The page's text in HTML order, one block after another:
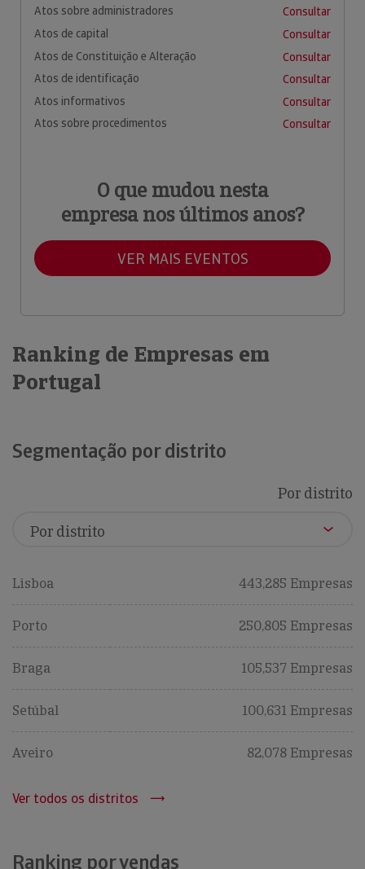
Atos sobre administradores
Consultar
Atos de capital
Consultar
Atos de Constituição e Alteração
Consultar
Atos de identificação
Consultar
Atos informativos
Consultar
Atos sobre procedimentos
Consultar
O que mudou nesta
empresa nos últimos anos?
VER MAIS EVENTOS
Ranking de Empresas em
Portugal
Segmentação por distrito
Por distrito
Lisboa 443,285 Empresas
Porto 250,805 Empresas
Braga 105,537 Empresas
Setúbal 100,631 Empresas
Aveiro 82,078 Empresas
Ver todos os distritos
Ranking por vendas